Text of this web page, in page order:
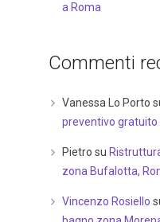
a Roma
Commenti
Vanessa Lo Porto
preventivo gratuito
Pietro su
zona Bufalotta,
Vincenzo Rosiello